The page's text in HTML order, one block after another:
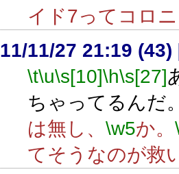
イド7ってコロ
11/11/27 21:19 (43)
\t\u\s[10]\h\s[27]
ちゃってるんだ
は無し、 \w5か。
てそうなのが救